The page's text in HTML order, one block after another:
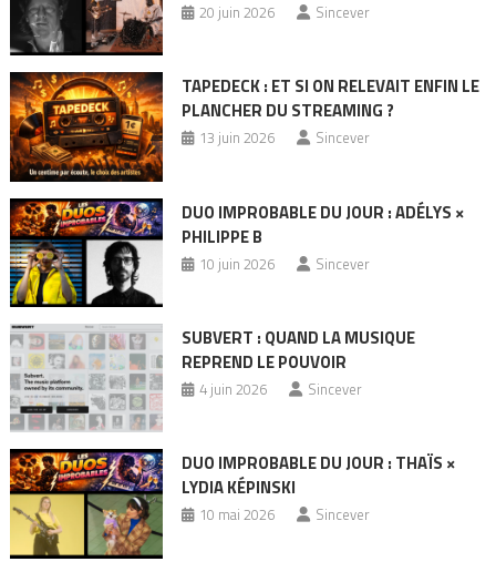
20 juin 2026 Sincever
TAPEDECK : ET SI ON RELEVAIT ENFIN LE
PLANCHER DU STREAMING ?
13 juin 2026 Sincever
DUO IMPROBABLE DU JOUR : ADÉLYS ×
PHILIPPE B
10 juin 2026 Sincever
SUBVERT : QUAND LA MUSIQUE
REPREND LE POUVOIR
4 juin 2026 Sincever
DUO IMPROBABLE DU JOUR : THAÏS ×
LYDIA KÉPINSKI
10 mai 2026 Sincever